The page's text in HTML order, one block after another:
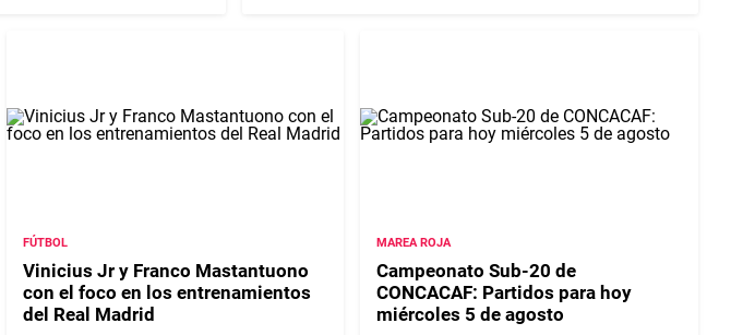
FÚTBOL
Vinicius Jr y Franco Mastantuono
con el foco en los entrenamientos
del Real Madrid
MAREA ROJA
Campeonato Sub-20 de
CONCACAF: Partidos para hoy
miércoles 5 de agosto